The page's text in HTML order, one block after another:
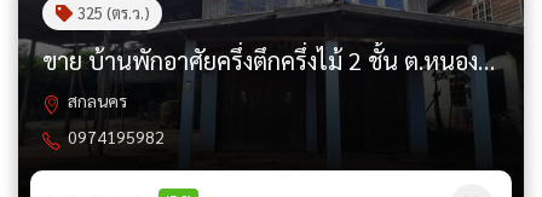
325 (ตร.ว.)
ขาย บ้านพักอาศัยครึ่งตึกครึ่งไม้ 2 ชั้น ต.หนองบัวสิม อ.คำตากล้า จ.สกลนคร PAP4-0658
สกลนคร
0974195982